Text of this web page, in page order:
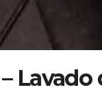
Lavado